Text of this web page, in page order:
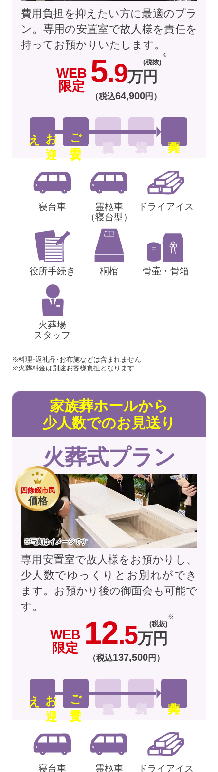
WEB
限定 5.9万円
(税抜)
（税込64,900円）
お
迎
え ご安置
費用負担を抑えたい方に最適のプラ
ン。専用の安置室で故人様を責任を
持ってお預かりいたします。
寝台車
霊柩車
（寝台型）
ドライアイス
役所手続き 桐棺 骨壷・骨箱
火葬場
スタッフ
※料理･返礼品･お布施などは含まれません
※火葬料金は別途お客様負担となります
四條畷市民
価格
※写真はイメージです
家族葬ホールから
少人数でのお見送り
火葬式プラン
WEB
限定 12.5万円
(税抜)
（税込137,500円）
お
迎
え ご安置
専用安置室で故人様をお預かりし、
少人数でゆっくりとお別れができ
ます。お預かり後の御面会も可能で
す。
寝台車 霊柩車 ドライアイス